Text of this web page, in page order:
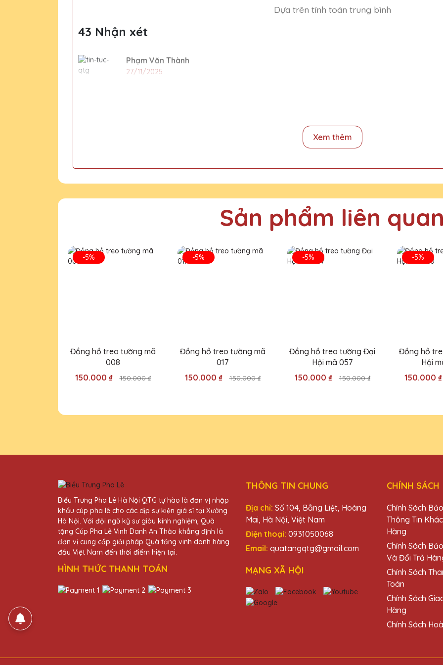
Dựa trên tính toán trung bình
43 Nhận xét
Phạm Văn Thành
27/11/2025
Lần đầu tiên mình đặt hàng tại Quà Tặng Pha Lê QTG và rất ấn tượng với chất lượng và thiết kế
Đây là lần thứ hai mình đặt hàng tại Quà Tặng Pha Lê QTG và lần nào cũng hài lòng về chất
Hồ Văn Khánh
Vũ Văn Trung
27/11/2025
Rất hài lòng với kỷ niệm chương pha lê của Quà Tặng Pha Lê QTG! Thiết kế tinh xảo và đẹp
Vũ Văn Nam
Kỷ niệm chương pha lê từ Quà Tặng Pha Lê QTG đúng là món quà hoàn hảo cho các dịp đặc
Xem thêm
Sản phẩm liên quan
-5%
Đồng hồ treo tường mã
008
150.000 ₫
150.000 ₫
-5%
Đồng hồ treo tường mã
017
150.000 ₫
150.000 ₫
-5%
Đồng hồ treo tường Đại
Hội mã 057
150.000 ₫
150.000 ₫
-5%
Đồng hồ
Hội
150.000 ₫
Biểu Trưng Pha Lê Hà Nội QTG tự hào là đơn vị nhập
khẩu cúp pha lê cho các dịp sự kiện giá sỉ tại Xưởng
Hà Nội. Với đội ngũ kỹ sư giàu kinh nghiệm, Quà
tặng Cúp Pha Lê Vinh Danh An Thảo khẳng định là
đơn vị cung cấp giải pháp Quà tặng vinh danh hàng
đầu Việt Nam đến thời điểm hiện tại.
HÌNH THỨC THANH TOÁN
THÔNG TIN CHUNG
Địa chỉ: Số 104, Bằng Liệt, Hoàng
Mai, Hà Nội, Việt Nam
Điện thoại: 0931050068
Email: quatangqtg@gmail.com
MẠNG XÃ HỘI
CHÍNH SÁCH
Chính Sách
Thông Tin
Hàng
Chính Sách
Và Đổi Trả
Chính Sách
Toán
Chính Sách
Hàng
Chính Sách